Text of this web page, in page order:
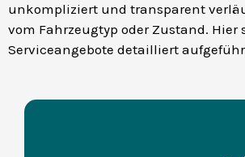
unkompliziert und transparent
vom Fahrzeugtyp oder Zustand. Hier
Serviceangebote detailliert